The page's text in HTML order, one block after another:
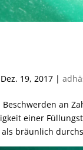
Dez. 19, 2017 |
an
einer
bräunlich